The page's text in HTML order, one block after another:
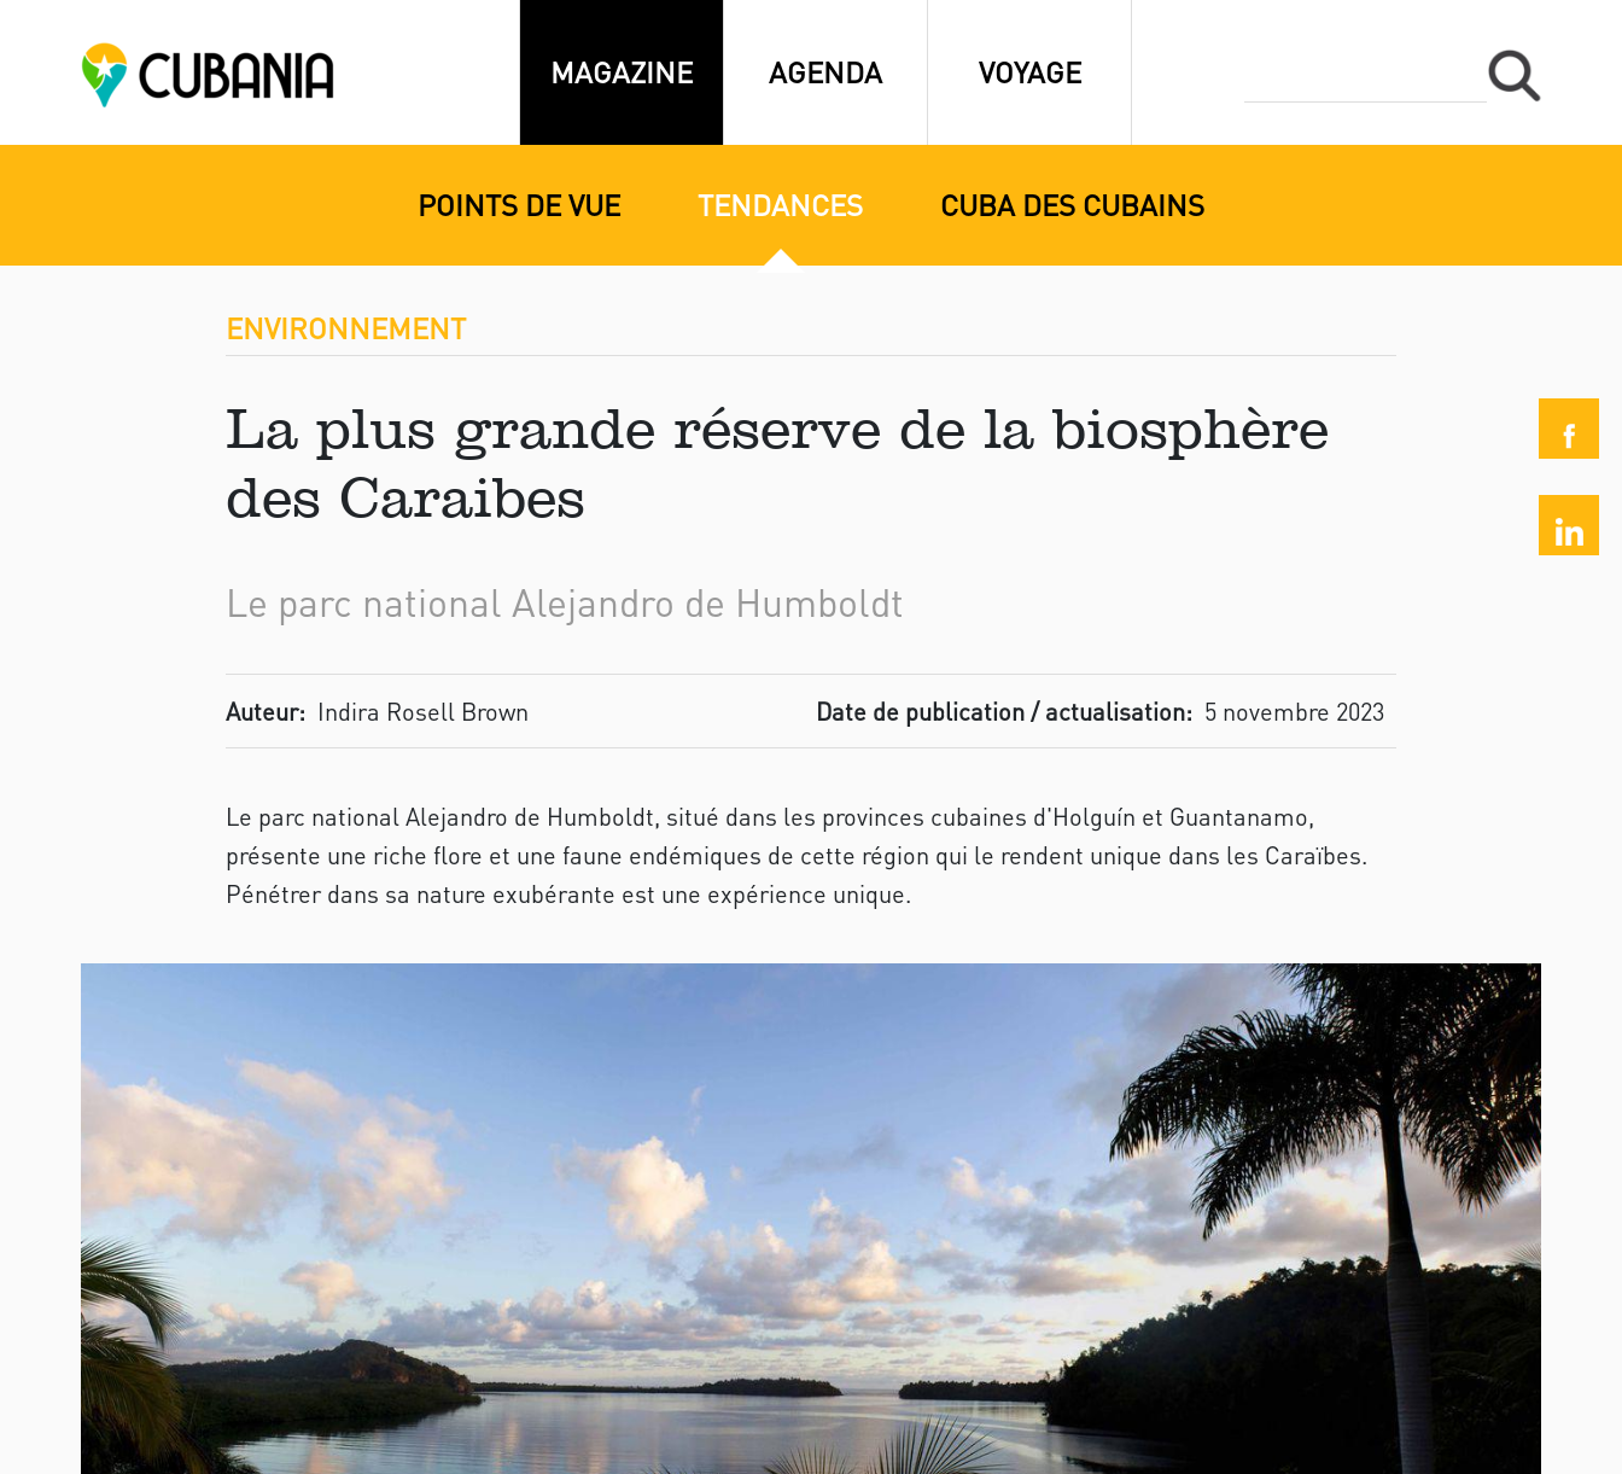
MAGAZINE AGENDA VOYAGE
POINTS DE VUE TENDANCES CUBA DES CUBAINS
ENVIRONNEMENT
La plus grande réserve de la biosphère
des Caraibes
Le parc national Alejandro de Humboldt
Auteur: Indira Rosell Brown Date de publication / actualisation: 5 novembre 2023
Le parc national Alejandro de Humboldt, situé dans les provinces cubaines d'Holguín et Guantanamo,
présente une riche flore et une faune endémiques de cette région qui le rendent unique dans les Caraïbes.
Pénétrer dans sa nature exubérante est une expérience unique.